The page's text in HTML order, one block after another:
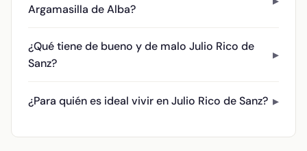
Argamasilla de Alba?
¿Qué tiene de bueno y de malo Julio Rico de
Sanz?
¿Para quién es ideal vivir en Julio Rico de Sanz?